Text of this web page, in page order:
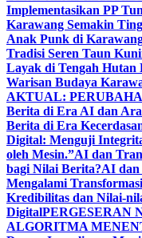
Implementasikan PP
Karawang Semakin
Anak Punk di
Tradisi Seren Taun
Layak di Tengah Hutan
Warisan Budaya
AKTUAL:
Berita di Era AI dan
Berita di Era
Digital: Menguji
oleh Mesin.”AI dan
bagi Nilai Berita?AI dan
Mengalami
Kredibilitas dan Nilai-
DigitalPERGESERAN
ALGORITMA